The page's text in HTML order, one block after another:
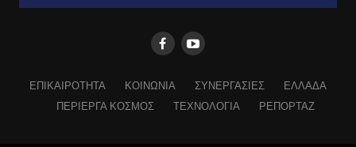
ΕΠΙΚΑΙΡΟΤΗΤΑ ΚΟΙΝΩΝΙΑ ΣΥΝΕΡΓΑΣΙΕΣ
ΕΛΛΑΔΑ
ΠΕΡΙΕΡΓΑ ΚΟΣΜΟΣ
ΤΕΧΝΟΛΟΓΙΑ ΡΕΠΟΡΤΑΖ